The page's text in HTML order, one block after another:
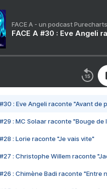
FACE A - un podcast Purecharts
FACE A #30 : Eve Angeli
#30 : Eve Angeli raconte "Avant de
#29 : MC Solaar raconte "Bouge de
#28 : Lorie raconte "Je vais vite"
#27 : Christophe Willem raconte
#26 : Chimène Badi raconte "Entre